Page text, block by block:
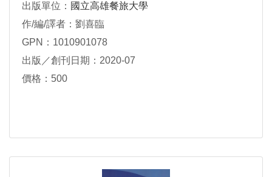
出版單位： 國立高雄餐旅大學
作/編/譯者：劉喜臨
GPN：1010901078
出版／創刊日期：2020-07
價格：500